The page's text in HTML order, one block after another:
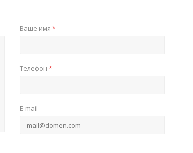
Ваше имя *
Телефон *
E-mail